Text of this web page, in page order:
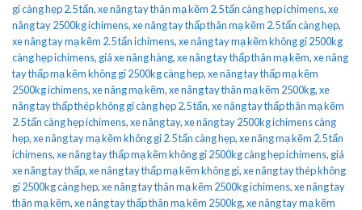
gỉ càng hẹp 2.5 tấn,xe nâng tay thân mạ kẽm 2.5 tấn càng hẹp ichimens,xe
nâng tay 2500kg ichimens,xe nâng tay thấp thân mạ kẽm 2.5 tấn càng hẹp,
xe nâng tay mạ kẽm 2.5 tấn ichimens,xe nâng tay mạ kẽm không gỉ 2500kg
càng hẹp ichimens, giá xe nâng hàng,xe nâng tay thấp thân mạ kẽm,xe nâng
tay thấp mạ kẽm không gỉ 2500kg càng hẹp,xe nâng tay thấp mạ kẽm
2500kg ichimens,xe nâng mạ kẽm,xe nâng tay thân mạ kẽm 2500kg,xe
nâng tay thấp thép không gỉ càng hẹp 2.5 tấn,xe nâng tay thấp thân mạ kẽm
2.5 tấn càng hẹp ichimens,xe nâng tay,xe nâng tay 2500kg ichimens càng
hẹp,xe nâng tay mạ kẽm không gỉ 2.5 tấn càng hẹp,xe nâng mạ kẽm 2.5 tấn
ichimens,xe nâng tay thấp mạ kẽm không gỉ 2500kg càng hẹp ichimens, giá
xe nâng tay thấp,xe nâng tay thấp mạ kẽm không gỉ,xe nâng tay thép không
gỉ 2500kg càng hẹp,xe nâng tay thân mạ kẽm 2500kg ichimens,xe nâng tay
thân mạ kẽm,xe nâng tay thấp thân mạ kẽm 2500kg,xe nâng tay mạ kẽm